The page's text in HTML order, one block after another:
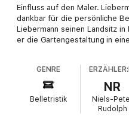
Einfluss auf den Maler.
dankbar für die persönliche
Liebermann seinen Landsitz
er die Gartengestaltung in
vielgestaltigen modernen
GENRE
Belletristik
NR
Niels-
Rudolph